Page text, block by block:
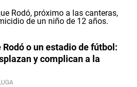
o un estadio de fútbol:
y complican a la